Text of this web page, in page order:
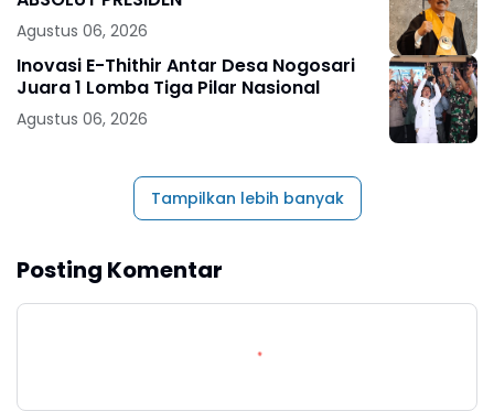
Agustus 06, 2026
Inovasi E-Thithir Antar Desa Nogosari
Juara 1 Lomba Tiga Pilar Nasional
Agustus 06, 2026
Tampilkan lebih banyak
Posting Komentar